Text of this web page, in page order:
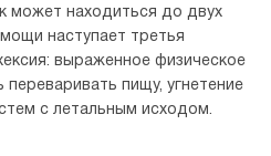
может находиться до двух
наступает третья
выраженное физическое
пищу, угнетение
с летальным исходом.